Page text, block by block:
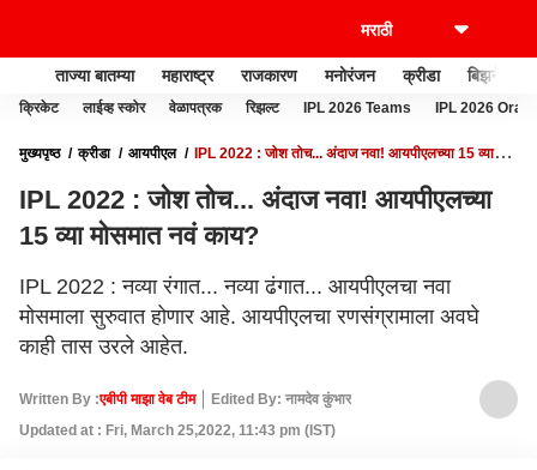
ताज्या बातम्या महाराष्ट्र राजकारण मनोरंजन क्रीडा बिझनेस
क्रिकेट लाईव्ह स्कोर वेळापत्रक रिझल्ट IPL 2026 Teams IPL 2026
मुख्यपृष्ठ क्रीडा आयपीएल
IPL 2022 : जोश तोच... अंदाज नवा! आयपीएलच्या 15 व्या
IPL 2022 : जोश तोच... अंदाज नवा! आयपीएलच्या
15 व्या मोसमात नवं काय?
IPL 2022 : नव्या रंगात... नव्या ढंगात... आयपीएलचा नवा
मोसमाला सुरुवात होणार आहे. आयपीएलचा रणसंग्रामाला अवघे
काही तास उरले आहेत.
Written By :एबीपी माझा वेब टीम
Edited By: नामदेव कुंभार
Updated at : Fri, March 25,2022, 11:43 pm (IST)